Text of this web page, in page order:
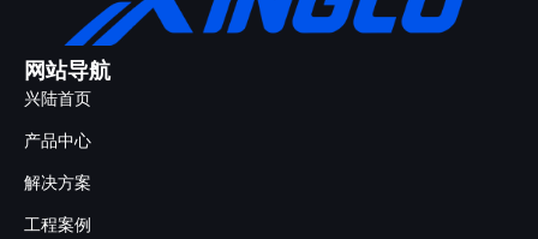
网站导航
兴陆首页
产品中心
解决方案
工程案例